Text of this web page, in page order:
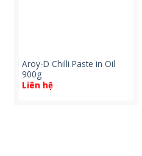
Aroy-D Chilli Paste in Oil
900g
Liên hệ